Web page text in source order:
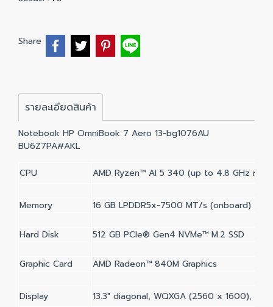
Share
รายละเอียดสินค้า
Notebook HP OmniBook 7 Aero 13-bg1076AU
BU6Z7PA#AKL
CPU AMD Ryzen™ AI 5 340 (up to 4.8 GHz
Memory 16 GB LPDDR5x-7500 MT/s (onboard)
Hard Disk 512 GB PCIe® Gen4 NVMe™ M.2 SSD
Graphic Card AMD Radeon™ 840M Graphics
Display 13.3" diagonal, WQXGA (2560 x 1600),